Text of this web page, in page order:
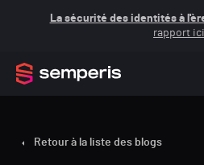
La sécurité des identités à
rapport
Retour à la liste des blogs